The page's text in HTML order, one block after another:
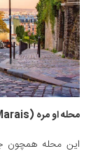
محله او مره (Haut Marais)
این محله همچون